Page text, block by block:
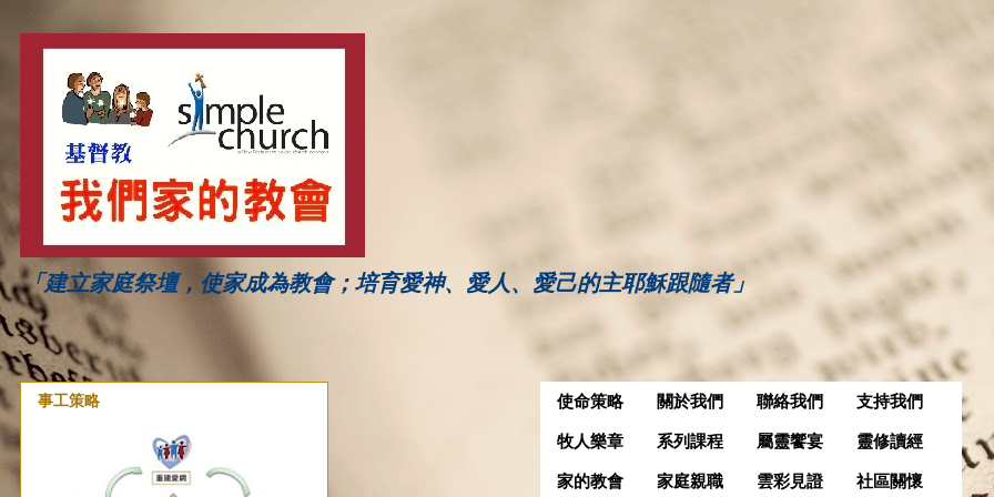
「建立家庭祭壇，使家成為教會；培育愛神、愛人、愛己的主耶穌跟隨者」
使命策略 關於我們 聯絡我們 支持我們
牧人樂章 系列課程 屬靈饗宴 靈修讀經
家的教會 家庭親職 雲彩見證 社區關懷
事工策略